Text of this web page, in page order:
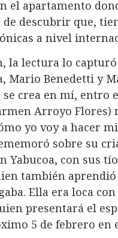
el apartamento
descubrir que,
a nivel
la lectura lo
Mario Benedetti y
se crea en mí, entro
Arroyo Flores)
yo voy a hacer
sobre su
Yabucoa, con sus
también
Ella era loca
presentará el
5 de febrero en